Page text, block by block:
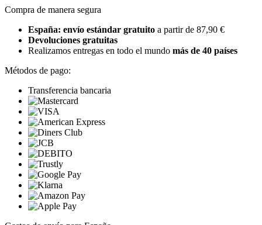
Compra de manera segura
España: envío estándar gratuito a partir de 87,90 €
Devoluciones gratuitas
Realizamos entregas en todo el mundo más de 40 países
Métodos de pago:
Transferencia bancaria